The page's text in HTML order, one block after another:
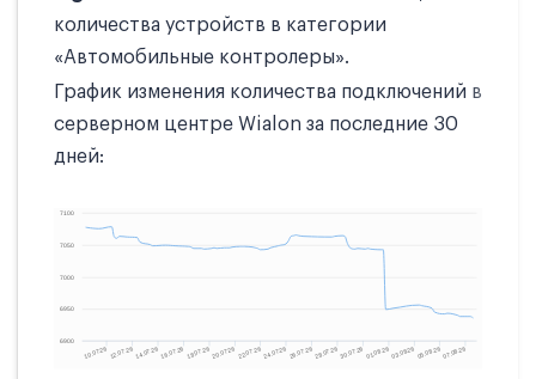
количества устройств в категории
«Автомобильные контролеры».
График изменения количества подключений в
серверном центре Wialon за последние 30
дней: